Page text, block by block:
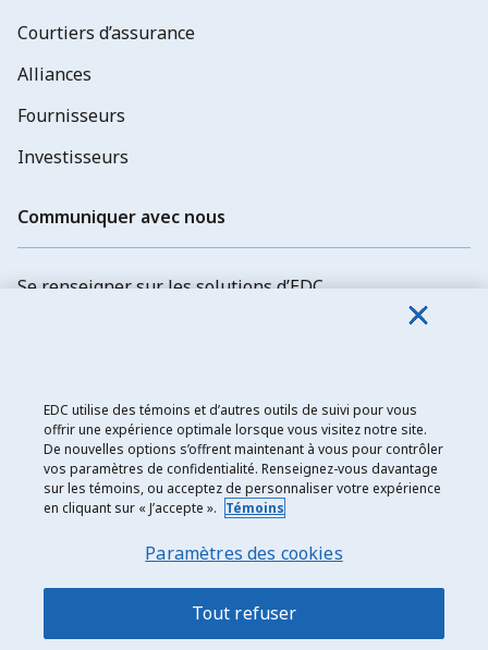
Courtiers d’assurance
Alliances
Fournisseurs
Investisseurs
Communiquer avec nous
Se renseigner sur les solutions d’EDC
Explorer les possibilités d’emploi
Abonnez-vous aux newsletters d'EDC
Exportation et développement Canada
Énoncé de confidentialité
EDC utilise des témoins et d’autres outils de suivi pour vous
offrir une expérience optimale lorsque vous visitez notre site.
De nouvelles options s’offrent maintenant à vous pour contrôler
vos paramètres de confidentialité. Renseignez-vous davantage
sur les témoins, ou acceptez de personnaliser votre expérience
en cliquant sur « J’accepte ». Témoins
Paramètres des cookies
Tout refuser